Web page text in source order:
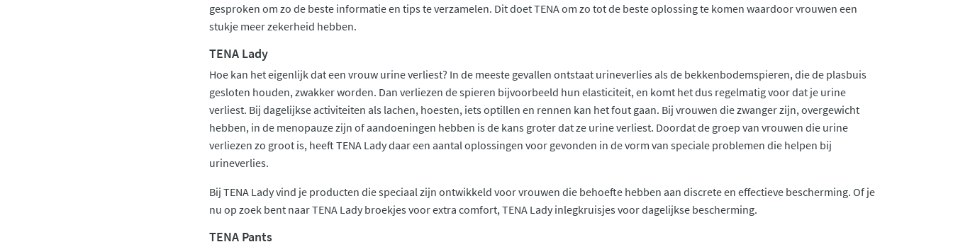
gesproken om zo de beste informatie en tips te verzamelen. Dit doet TENA om zo tot de beste oplossing te komen waardoor vrouwen een
stukje meer zekerheid hebben.
TENA Lady
Hoe kan het eigenlijk dat een vrouw urine verliest? In de meeste gevallen ontstaat urineverlies als de bekkenbodemspieren, die de plasbuis
gesloten houden, zwakker worden. Dan verliezen de spieren bijvoorbeeld hun elasticiteit, en komt het dus regelmatig voor dat je urine
verliest. Bij dagelijkse activiteiten als lachen, hoesten, iets optillen en rennen kan het fout gaan. Bij vrouwen die zwanger zijn, overgewicht
hebben, in de menopauze zijn of aandoeningen hebben is de kans groter dat ze urine verliest. Doordat de groep van vrouwen die urine
verliezen zo groot is, heeft TENA Lady daar een aantal oplossingen voor gevonden in de vorm van speciale problemen die helpen bij
urineverlies.
Bij TENA Lady vind je producten die speciaal zijn ontwikkeld voor vrouwen die behoefte hebben aan discrete en effectieve bescherming. Of je
nu op zoek bent naar TENA Lady broekjes voor extra comfort, TENA Lady inlegkruisjes voor dagelijkse bescherming.
TENA Pants